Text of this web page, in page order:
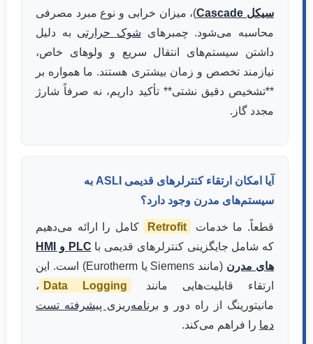
سیکل Cascade
)، میزان خرابی و نوع مبرد مصرفی
محاسبه می‌شود. چمبرهای شوک حرارتی به دلیل
داشتن سیستم‌های انتقال سریع و ولوهای خاص،
نیازمند تخصص و زمان بیشتری هستند. ما همواره بر
**تشخیص دقیق نشتی** تأکید داریم، نه صرفاً شارژ
مجدد گاز.
آیا امکان ارتقاء کنترلرهای قدیمی ASLI به
سیستم‌های مدرن وجود دارد؟
قطعاً. ما خدمات Retrofit
کامل را ارائه می‌دهیم
که شامل جایگزینی کنترلرهای قدیمی با
PLC و HMI
های مدرن
(مانند Siemens یا Eurotherm) است. این
ارتقاء قابلیت‌هایی مانند
Data Logging ،
مانیتورینگ از راه دور و برنامه‌ریزی پیشرفته تست
دما را فراهم می‌کند.